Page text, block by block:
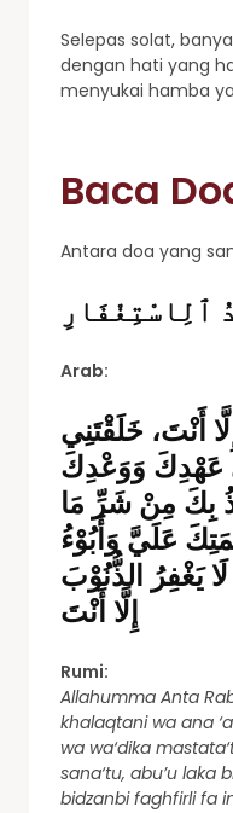
Selepas solat,
dengan hati yang
menyukai hamba
Baca
Antara doa yang
ٱلِاسْتِغْفَارِ
Arab:
أَنْتَ، خَلَقْتَنِي
عَهْدِكَ وَوَعْدِكَ
بِكَ مِنْ شَرِّ مَا
عَلَيَّ وَأَبُوْءُ
يَغْفِرُ الذُّنُوْبَ
إِلَّا أَنْتَ
Rumi:
Allahumma Anta
khalaqtani wa ana
wa wa‘dika
sana‘tu, abu’u laka
bidzanbi faghfirli fa